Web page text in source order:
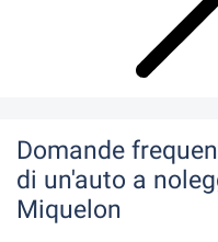
Domande
di un'auto a
Miquelon